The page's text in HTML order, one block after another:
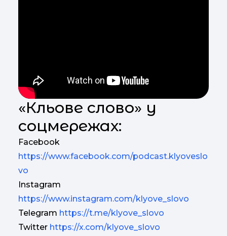
«Кльове слово» у
соцмережах:
Facebook
https://www.facebook.com/podcast.klyoveslo
vo
Instagram
https://www.instagram.com/klyove_slovo
Telegram https://t.me/klyove_slovo
Twitter https://x.com/klyove_slovo